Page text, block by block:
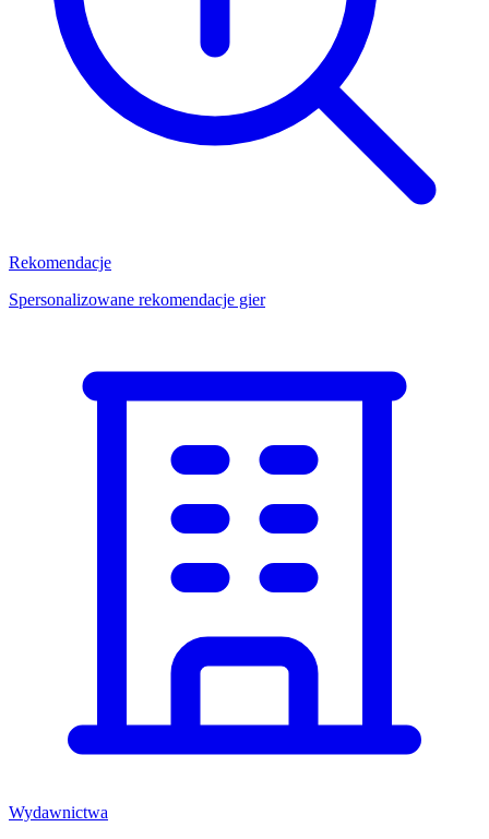
Rekomendacje
Spersonalizowane rekomendacje gier
Wydawnictwa